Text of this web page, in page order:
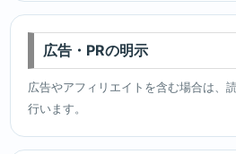
広告・PRの明示
広告やアフィリエイトを含む場合は、
行います。